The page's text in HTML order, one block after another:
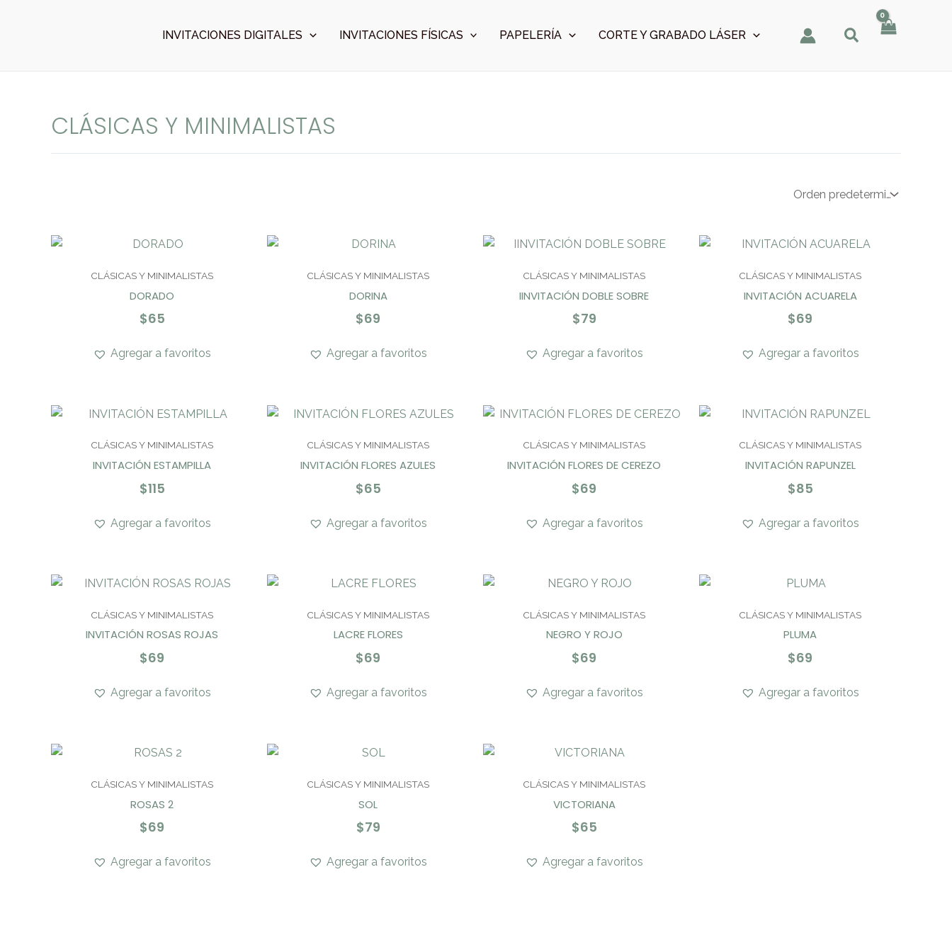
INVITACIONES DIGITALES INVITACIONES FÍSICAS PAPELERÍA CORTE Y GRABADO LÁSER
CLÁSICAS Y MINIMALISTAS
CLÁSICAS Y MINIMALISTAS
DORADO
$65
Agregar a favoritos
CLÁSICAS Y MINIMALISTAS
DORINA
$69
Agregar a favoritos
CLÁSICAS Y MINIMALISTAS
IINVITACIÓN DOBLE SOBRE
$79
Agregar a favoritos
CLÁSICAS Y MINIMALISTAS
INVITACIÓN ACUARELA
$69
Agregar a favoritos
CLÁSICAS Y MINIMALISTAS
INVITACIÓN ESTAMPILLA
$115
Agregar a favoritos
CLÁSICAS Y MINIMALISTAS
INVITACIÓN FLORES AZULES
$65
Agregar a favoritos
CLÁSICAS Y MINIMALISTAS
INVITACIÓN FLORES DE CEREZO
$69
Agregar a favoritos
CLÁSICAS Y MINIMALISTAS
INVITACIÓN RAPUNZEL
$85
Agregar a favoritos
CLÁSICAS Y MINIMALISTAS
INVITACIÓN ROSAS ROJAS
$69
Agregar a favoritos
CLÁSICAS Y MINIMALISTAS
LACRE FLORES
$69
Agregar a favoritos
CLÁSICAS Y MINIMALISTAS
NEGRO Y ROJO
$69
Agregar a favoritos
CLÁSICAS Y MINIMALISTAS
PLUMA
$69
Agregar a favoritos
CLÁSICAS Y MINIMALISTAS
ROSAS 2
$69
Agregar a favoritos
CLÁSICAS Y MINIMALISTAS
SOL
$79
Agregar a favoritos
CLÁSICAS Y MINIMALISTAS
VICTORIANA
$65
Agregar a favoritos